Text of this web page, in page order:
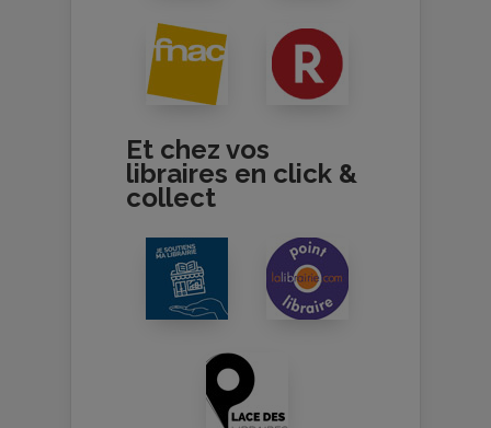
Et chez vos
libraires en click &
collect